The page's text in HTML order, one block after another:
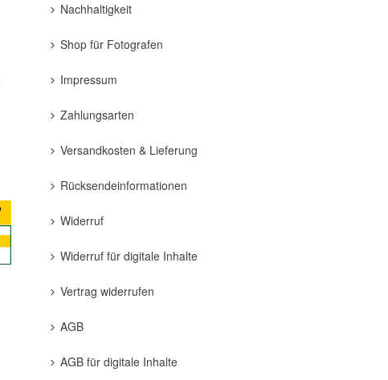
Nachhaltigkeit
Shop für Fotografen
Impressum
Zahlungsarten
Versandkosten & Lieferung
Rücksendeinformationen
Widerruf
Widerruf für digitale Inhalte
Vertrag widerrufen
AGB
AGB für digitale Inhalte